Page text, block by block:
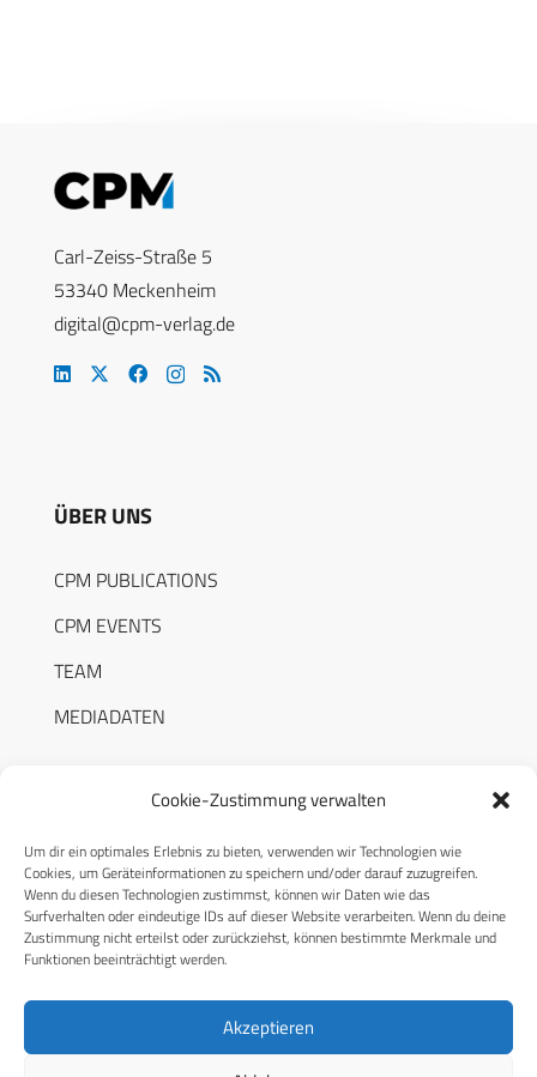
Cookie-Zustimmung verwalten
Um dir ein optimales Erlebnis zu bieten, verwenden wir Technologien wie
Cookies, um Geräteinformationen zu speichern und/oder darauf zuzugreifen.
Wenn du diesen Technologien zustimmst, können wir Daten wie das
Surfverhalten oder eindeutige IDs auf dieser Website verarbeiten. Wenn du deine
Zustimmung nicht erteilst oder zurückziehst, können bestimmte Merkmale und
Funktionen beeinträchtigt werden.
Akzeptieren
Carl-Zeiss-Straße 5
53340 Meckenheim
digital@cpm-verlag.de
ÜBER UNS
CPM PUBLICATIONS
CPM EVENTS
TEAM
MEDIADATEN
RECHTLICHES
Datenschutzerklärung
Cookie-Richtlinie (EU)